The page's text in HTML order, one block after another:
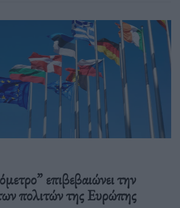
επιβεβαιώνει την
πολιτών της Ευρώπης